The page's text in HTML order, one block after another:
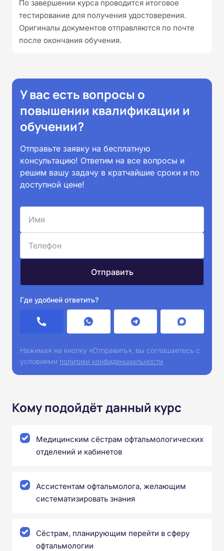
По завершении курса проводится итоговое
тестирование для получения удостоверения.
Оригиналы документов отправляются по почте
после окончания обучения.
У вас есть вопросы о
повышении квалификации и
обучении?
Отправьте заявку на бесплатную
консультацию! Ответим на все вопросы и
решим вашу задачу в кратчайшие сроки и по
доступной цене!
Где удобней ответить?
Нажимая на кнопку «Отправить», вы соглашаетесь с
условиями политики конфиденциальности
Кому подойдёт данный курс
Медицинским сёстрам офтальмологических
отделений и кабинетов
Ассистентам офтальмолога, желающим
систематизировать знания
Сёстрам, планирующим перейти в сферу
офтальмологии